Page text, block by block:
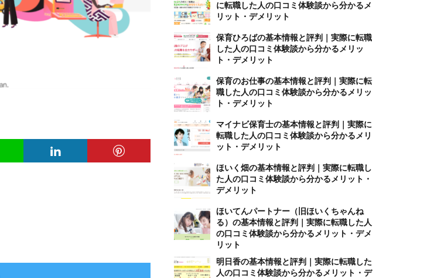
に転職した人の口コミ体験談から分かるメ
リット・デメリット
保育ひろばの基本情報と評判｜実際に転職
した人の口コミ体験談から分かるメリッ
ト・デメリット
保育のお仕事の基本情報と評判｜実際に転
職した人の口コミ体験談から分かるメリッ
ト・デメリット
マイナビ保育士の基本情報と評判｜実際に
転職した人の口コミ体験談から分かるメリ
ット・デメリット
ほいく畑の基本情報と評判｜実際に転職し
た人の口コミ体験談から分かるメリット・
デメリット
ほいてんパートナー（旧ほいくちゃんね
る）の基本情報と評判｜実際に転職した人
の口コミ体験談から分かるメリット・デメ
リット
明日香の基本情報と評判｜実際に転職した
人の口コミ体験談から分かるメリット・デ